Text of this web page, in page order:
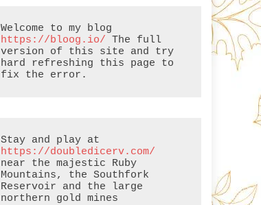
https://bloog.io/ The full
version of this site and try
hard refreshing this page to
fix the error.
https://doubledicerv.com/
near the majestic Ruby
Mountains, the Southfork
Reservoir and the large
northern gold mines